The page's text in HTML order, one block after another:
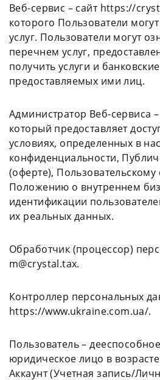
Веб-сервис – сайт https://
которого Пользователи
услуг. Пользователи могут
перечнем услуг,
получить услуги и
предоставляемых ими лиц.
Администратор Веб-сервиса
который предоставляет
условиях, определенных в
конфиденциальности,
(оферте),
Положению о внутреннем
идентификации
их реальных данных.
Обработчик (процессор)
m@crystal.tax.
Контроллер персональных
https://www.ukraine.com.ua/.
Пользователь –
юридическое лицо в
Аккаунт (Учетная запись/